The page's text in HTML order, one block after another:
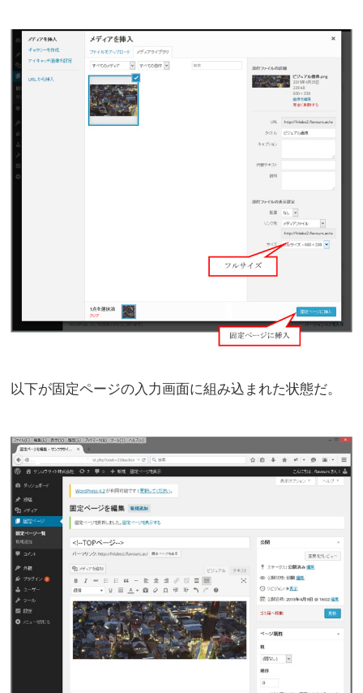
以下が固定ページの入力画面に組み込まれた状態だ。